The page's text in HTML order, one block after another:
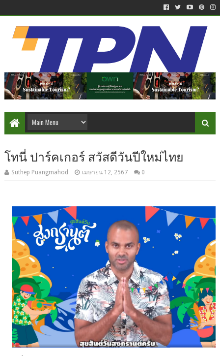
โทนี่ ปาร์คเกอร์ สวัสดีวันปีใหม่ไทย
Suthep Puangmahod เมษายน 12, 2567 0